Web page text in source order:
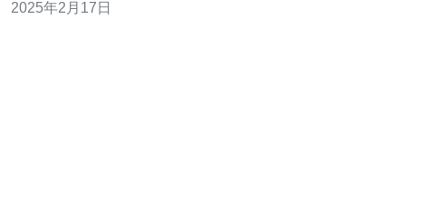
讨其网络速度的优势。 日本作为一个高度发达的科技国
2025年2月17日